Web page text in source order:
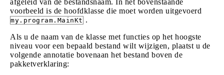
afgeleid van de bestandsnaam. In het bovenstaande
voorbeeld is de hoofdklasse die moet worden uitgevoerd
my.program.MainKt .
Als u de naam van de klasse met functies op het hoogste
niveau voor een bepaald bestand wilt wijzigen, plaatst u de
volgende annotatie bovenaan het bestand boven de
pakketverklaring: